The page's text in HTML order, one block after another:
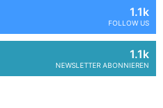
1.1k
FOLLOW US
1.1k
NEWSLETTER ABONNIEREN